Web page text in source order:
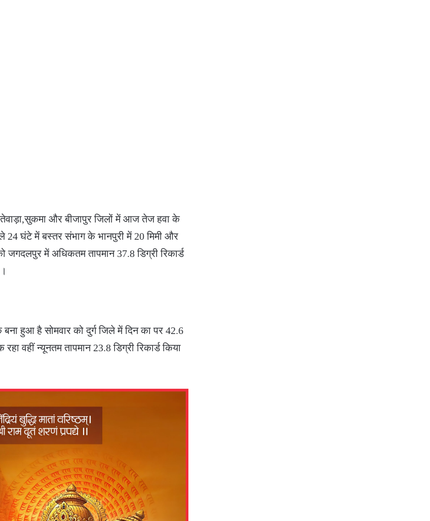
और बीजापुर जिलों में आज तेज हवा के
24 घंटे में बस्तर संभाग के भानपुरी में 20 मिमी और
जगदलपुर में अधिकतम तापमान 37.8 डिग्री रिकार्ड
हुआ है सोमवार को दुर्ग जिले में दिन का पर 42.6
वहीं न्यूनतम तापमान 23.8 डिग्री रिकार्ड किया